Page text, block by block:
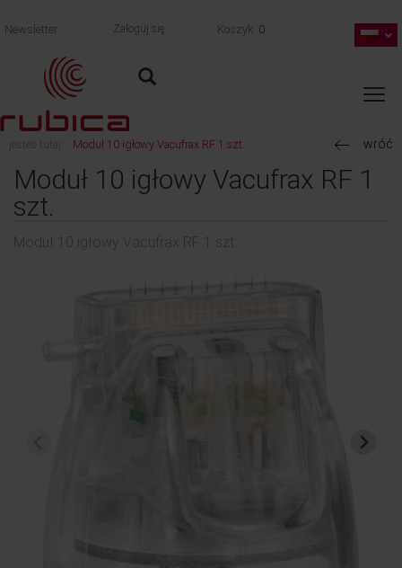
Newsletter Zaloguj się Koszyk 0
jesteś tutaj: Moduł 10 igłowy Vacufrax RF 1 szt. wróć
Moduł 10 igłowy Vacufrax RF 1
szt.
Moduł 10 igłowy Vacufrax RF 1 szt.